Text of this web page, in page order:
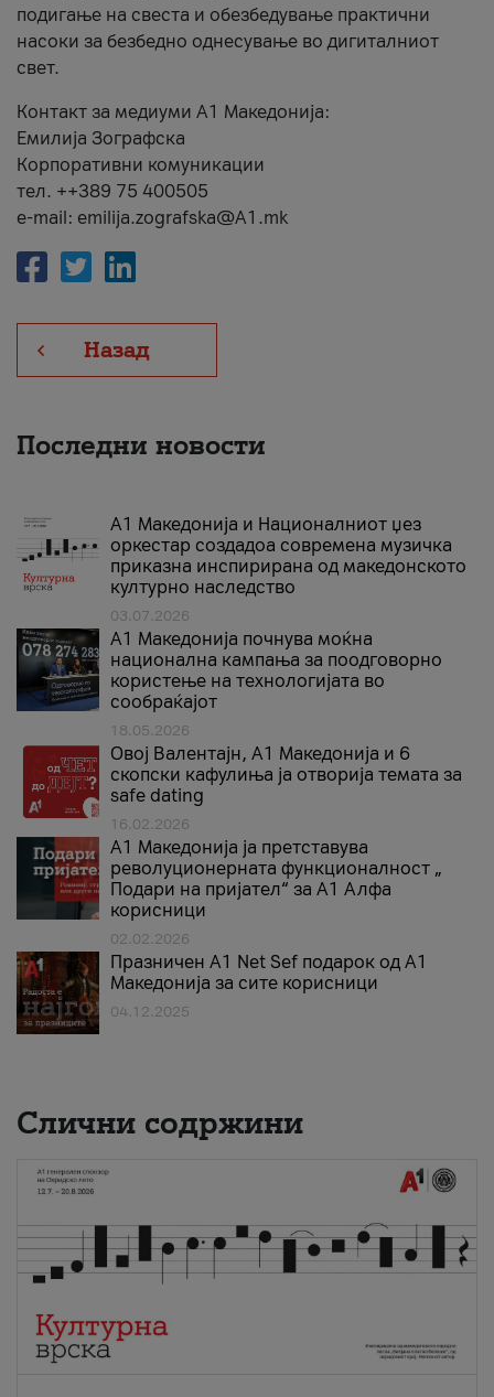
подигање на свеста и обезбедување практични
насоки за безбедно однесување во дигиталниот
свет.
Контакт за медиуми А1 Македонија:
Емилија Зографска
Корпоративни комуникации
тел. ++389 75 400505
e-mail: emilija.zografska@A1.mk
Назад
Последни новости
А1 Македонија и Националниот џез
оркестар создадоа современа музичка
приказна инспирирана од македонското
културно наследство
03.07.2026
A1 Македонија почнува моќна
национална кампања за поодговорно
користење на технологијата во
сообраќајот
18.05.2026
Овој Валентајн, A1 Македонија и 6
скопски кафулиња ја отворија темата за
safe dating
16.02.2026
А1 Македонија ја претставува
револуционерната функционалност „
Подари на пријател“ за А1 Алфа
корисници
02.02.2026
Празничен A1 Net Sеf подарок од А1
Македонија за сите корисници
04.12.2025
Слични содржини